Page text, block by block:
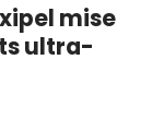
mise
ultra-